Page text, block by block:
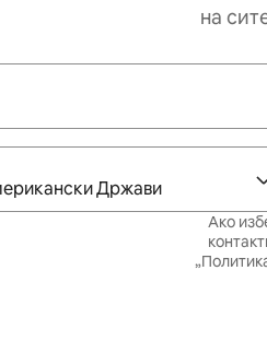
на
Држави
Ако